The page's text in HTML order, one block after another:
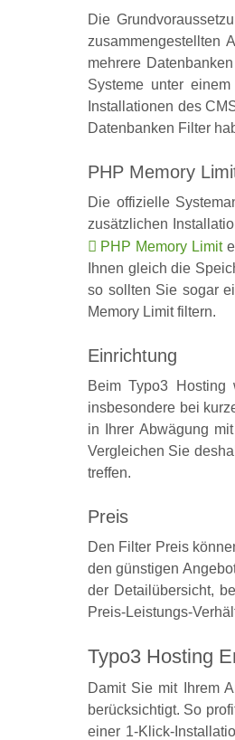
Die
zusammengestellten
mehrere
Systeme unter
Installationen des
Datenbanken Filter
PHP Memory
Die offizielle
zusätzlichen
PHP Memory Limit
Ihnen gleich die
so sollten Sie sogar
Memory Limit filtern.
Einrichtung
Beim Typo3 Hosting
insbesondere bei
in Ihrer Abwägung
Vergleichen Sie
treffen.
Preis
Den Filter Preis
den günstigen
der Detailübersicht,
Preis-Leistungs-
Typo3 Hosting
Damit Sie mit Ihrem
berücksichtigt. So
einer 1-Klick-